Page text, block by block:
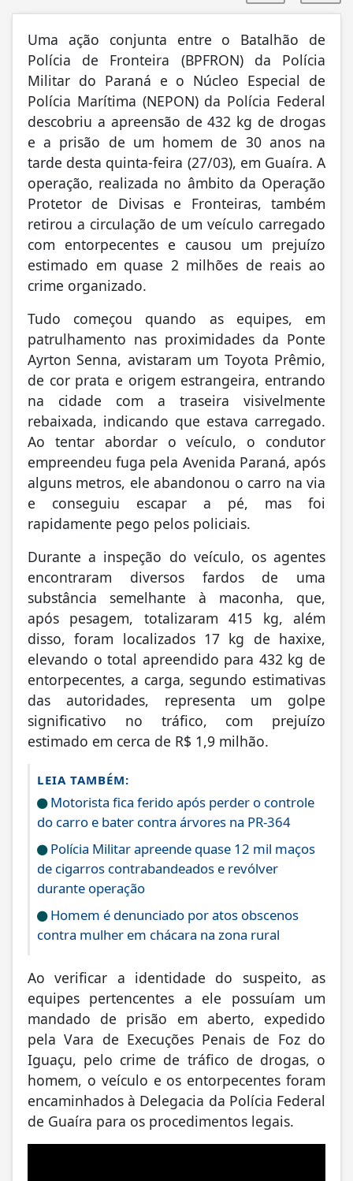
Uma ação conjunta entre o Batalhão de
Polícia de Fronteira (BPFRON) da Polícia
Militar do Paraná e o Núcleo Especial de
Polícia Marítima (NEPON) da Polícia Federal
descobriu a apreensão de 432 kg de drogas
e a prisão de um homem de 30 anos na
tarde desta quinta-feira (27/03), em Guaíra. A
operação, realizada no âmbito da Operação
Protetor de Divisas e Fronteiras, também
retirou a circulação de um veículo carregado
com entorpecentes e causou um prejuízo
estimado em quase 2 milhões de reais ao
crime organizado.
Tudo começou quando as equipes, em
patrulhamento nas proximidades da Ponte
Ayrton Senna, avistaram um Toyota Prêmio,
de cor prata e origem estrangeira, entrando
na cidade com a traseira visivelmente
rebaixada, indicando que estava carregado.
Ao tentar abordar o veículo, o condutor
empreendeu fuga pela Avenida Paraná, após
alguns metros, ele abandonou o carro na via
e conseguiu escapar a pé, mas foi
rapidamente pego pelos policiais.
Durante a inspeção do veículo, os agentes
encontraram diversos fardos de uma
substância semelhante à maconha, que,
após pesagem, totalizaram 415 kg, além
disso, foram localizados 17 kg de haxixe,
elevando o total apreendido para 432 kg de
entorpecentes, a carga, segundo estimativas
das autoridades, representa um golpe
significativo no tráfico, com prejuízo
estimado em cerca de R$ 1,9 milhão.
LEIA TAMBÉM:
Motorista fica ferido após perder o controle
do carro e bater contra árvores na PR-364
Polícia Militar apreende quase 12 mil maços
de cigarros contrabandeados e revólver
durante operação
Homem é denunciado por atos obscenos
contra mulher em chácara na zona rural
Ao verificar a identidade do suspeito, as
equipes pertencentes a ele possuíam um
mandado de prisão em aberto, expedido
pela Vara de Execuções Penais de Foz do
Iguaçu, pelo crime de tráfico de drogas, o
homem, o veículo e os entorpecentes foram
encaminhados à Delegacia da Polícia Federal
de Guaíra para os procedimentos legais.